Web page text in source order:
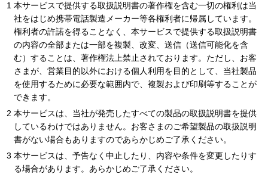
本サービスで提供する取扱説明書の著作権を含む一切の権利は当
社をはじめ携帯電話製造メーカー等各権利者に帰属しています。
権利者の許諾を得ることなく、本サービスで提供する取扱説明書
の内容の全部または一部を複製、改変、送信（送信可能化を含
む）することは、著作権法上禁止されております。ただし、お客
さまが、営業目的以外における個人利用を目的として、当社製品
を使用するために必要な範囲内で、複製および印刷等することが
できます。
本サービスは、当社が発売したすべての製品の取扱説明書を提供
しているわけではありません。お客さまのご希望製品の取扱説明
書がない場合もありますのであらかじめご了承ください。
本サービスは、予告なく中止したり、内容や条件を変更したりす
る場合があります。あらかじめご了承ください。